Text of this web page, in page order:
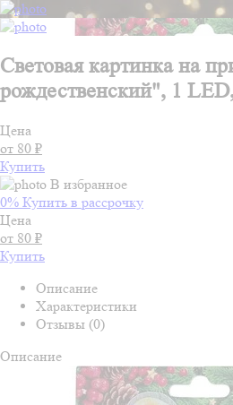
Световая картинка на
рождественский", 1
Цена
от 80 ₽
Купить
В избранное
0% Купить в рассрочку
Цена
от 80 ₽
Купить
Описание
Характеристики
Отзывы (0)
Описание